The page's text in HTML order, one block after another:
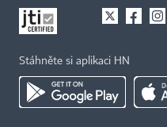
Stáhněte si aplikaci HN